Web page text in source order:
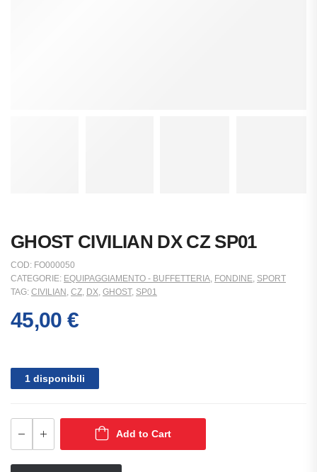
GHOST CIVILIAN DX CZ SP01
COD: FO000050
CATEGORIE: EQUIPAGGIAMENTO - BUFFETTERIA, FONDINE, SPORT
TAG: CIVILIAN , CZ, DX, GHOST, SP01
45,00 €
1 disponibili
Add to Cart